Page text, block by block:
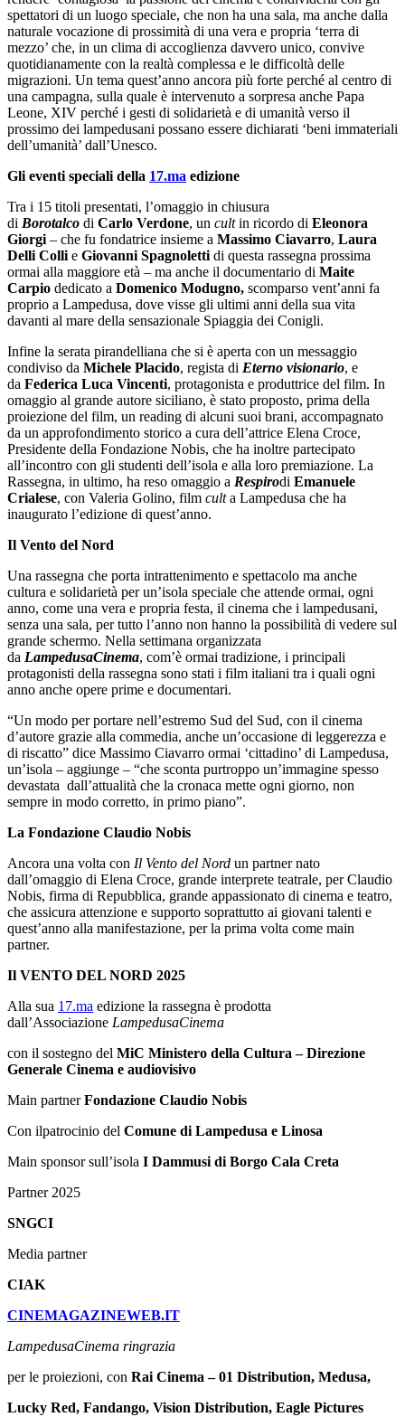
spettatori di un luogo speciale, che non ha una sala, ma anche dalla
naturale vocazione di prossimità di una vera e propria ‘terra di
mezzo’ che, in un clima di accoglienza davvero unico, convive
quotidianamente con la realtà complessa e le difficoltà delle
migrazioni. Un tema quest’anno ancora più forte perché al centro di
una campagna, sulla quale è intervenuto a sorpresa anche Papa
Leone, XIV perché i gesti di solidarietà e di umanità verso il
prossimo dei lampedusani possano essere dichiarati ‘beni immateriali
dell’umanità’ dall’Unesco.
Gli eventi speciali della 17.ma edizione
Tra i 15 titoli presentati, l’omaggio in chiusura
di Borotalco di Carlo Verdone, un cultin ricordo di Eleonora
Giorgi – che fu fondatrice insieme a Massimo Ciavarro, Laura
Delli Colli e Giovanni Spagnoletti di questa rassegna prossima
ormai alla maggiore età – ma anche il documentario di Maite
Carpio dedicato a Domenico Modugno, scomparso vent’anni fa
proprio a Lampedusa, dove visse gli ultimi anni della sua vita
davanti al mare della sensazionale Spiaggia dei Conigli.
Infine la serata pirandelliana che si è aperta con un messaggio
condiviso da Michele Placido, regista di Eterno visionario, e
da Federica Luca Vincenti, protagonista e produttrice del film. In
omaggio al grande autore siciliano, è stato proposto, prima della
proiezione del film, un reading di alcuni suoi brani, accompagnato
da un approfondimento storico a cura dell’attrice Elena Croce,
Presidente della Fondazione Nobis, che ha inoltre partecipato
all’incontro con gli studenti dell’isola e alla loro premiazione. La
Rassegna, in ultimo, ha reso omaggio a Respirodi Emanuele
Crialese, con Valeria Golino, film culta Lampedusa che ha
inaugurato l’edizione di quest’anno.
Il Vento del Nord
Una rassegna che porta intrattenimento e spettacolo ma anche
cultura e solidarietà per un’isola speciale che attende ormai, ogni
anno, come una vera e propria festa, il cinema che i lampedusani,
senza una sala, per tutto l’anno non hanno la possibilità di vedere sul
grande schermo. Nella settimana organizzata
da LampedusaCinema, com’è ormai tradizione, i principali
protagonisti della rassegna sono stati i film italiani tra i quali ogni
anno anche opere prime e documentari.
“Un modo per portare nell’estremo Sud del Sud, con il cinema
d’autore grazie alla commedia, anche un’occasione di leggerezza e
di riscatto” dice Massimo Ciavarro ormai ‘cittadino’ di Lampedusa,
un’isola – aggiunge – “che sconta purtroppo un’immagine spesso
devastata dall’attualità che la cronaca mette ogni giorno, non
sempre in modo corretto, in primo piano”.
La Fondazione Claudio Nobis
Ancora una volta con Il Vento del Nord un partner nato
dall’omaggio di Elena Croce, grande interprete teatrale, per Claudio
Nobis, firma di Repubblica, grande appassionato di cinema e teatro,
che assicura attenzione e supporto soprattutto ai giovani talenti e
quest’anno alla manifestazione, per la prima volta come main
partner.
Il VENTO DEL NORD 2025
Alla sua 17.ma edizione la rassegna è prodotta
dall’Associazione LampedusaCinema
con il sostegno del MiC Ministero della Cultura – Direzione
Generale Cinema e audiovisivo
Main partnerFondazione Claudio Nobis
Con ilpatrocinio del Comune di Lampedusa e Linosa
Main sponsor sull’isola I Dammusi di Borgo Cala Creta
Partner 2025
SNGCI
Media partner
CIAK
CINEMAGAZINEWEB.IT
LampedusaCinema ringrazia
per le proiezioni, con Rai Cinema – 01 Distribution, Medusa,
Lucky Red, Fandango, Vision Distribution, Eagle Pictures